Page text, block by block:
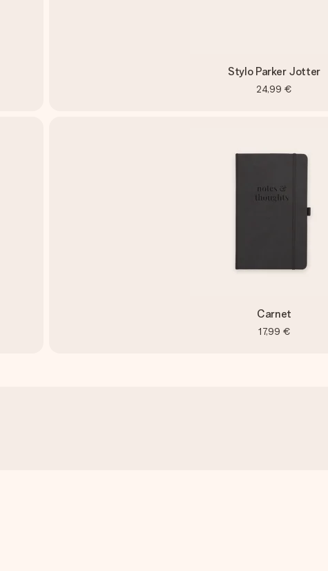
Stylo Parker Jotter
24,99 €
Carnet
17,99 €